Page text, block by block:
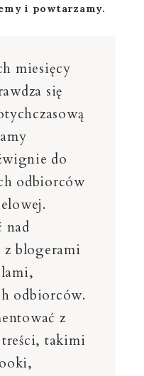
i powtarzamy.
miesięcy
się
do
odbiorców
nad
blogerami
odbiorców.
z
takimi